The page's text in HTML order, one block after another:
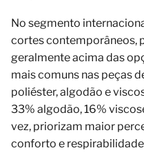
No segmento
cortes contemporâneos,
geralmente acima das
mais comuns nas peças
poliéster, algodão e
33% algodão, 16%
vez, priorizam maior
conforto e